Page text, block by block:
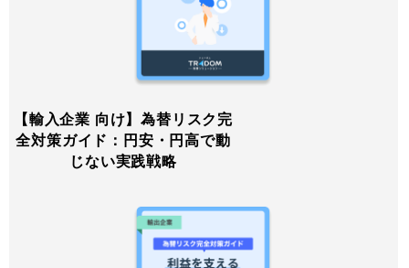
【輸入企業 向け】為替リスク完
全対策ガイド：円安・円高で動
じない実践戦略